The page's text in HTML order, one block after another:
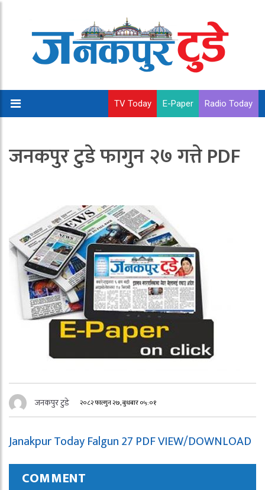
TV Today E-Paper Radio Today
जनकपुर टुडे फागुन २७ गत्ते PDF
जनकपुर टुडे २०८२ फाल्गुन २७, बुधबार ०५:०१
Janakpur Today Falgun 27 PDF VIEW/DOWNLOAD
COMMENT